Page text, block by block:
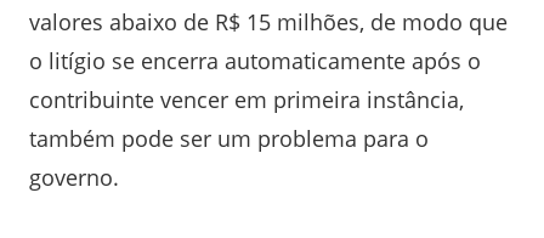
valores abaixo de R$ 15 milhões, de modo que
o litígio se encerra automaticamente após o
contribuinte vencer em primeira instância,
também pode ser um problema para o
governo.